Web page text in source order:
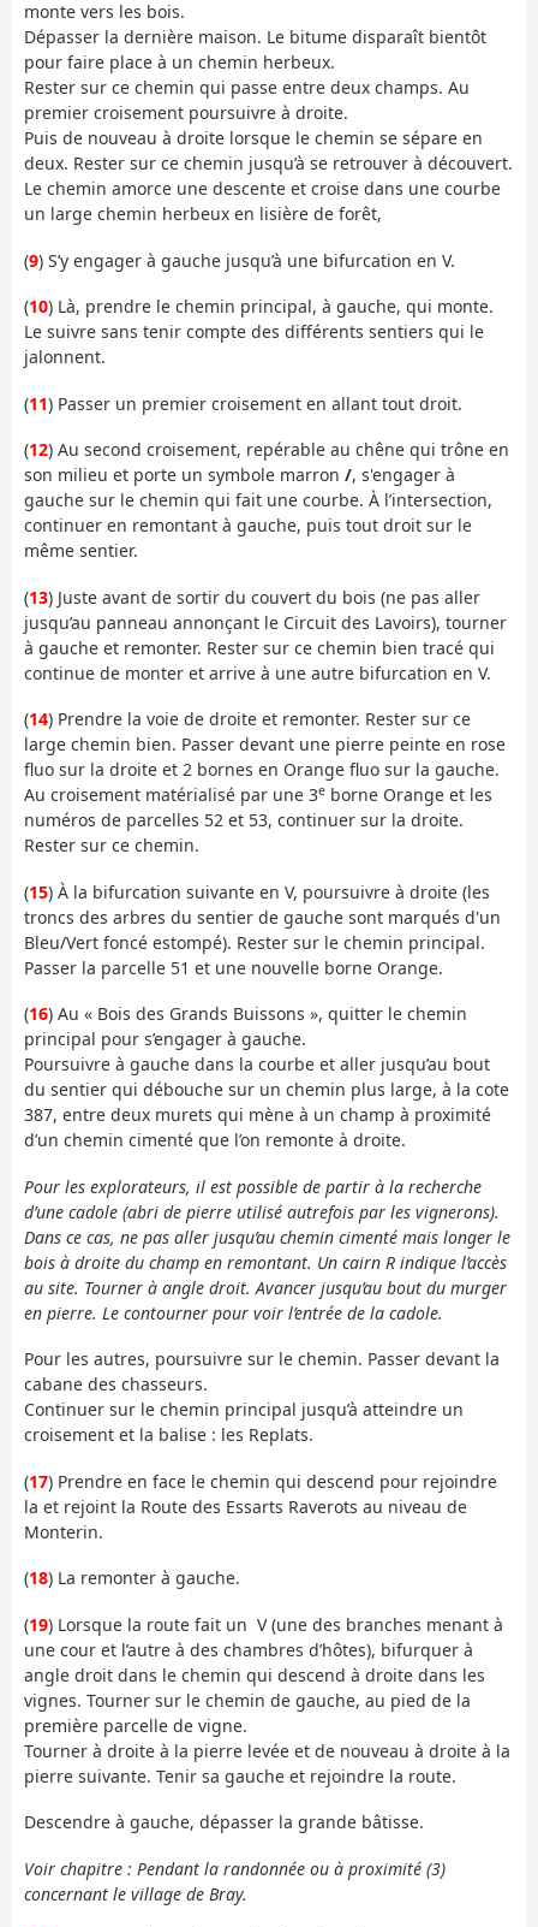
monte vers les bois.
Dépasser la dernière maison. Le bitume disparaît bientôt
pour faire place à un chemin herbeux.
Rester sur ce chemin qui passe entre deux champs. Au
premier croisement poursuivre à droite.
Puis de nouveau à droite lorsque le chemin se sépare en
deux. Rester sur ce chemin jusqu’à se retrouver à découvert.
Le chemin amorce une descente et croise dans une courbe
un large chemin herbeux en lisière de forêt,
(9) S’y engager à gauche jusqu’à une bifurcation en V.
(10) Là, prendre le chemin principal, à gauche, qui monte.
Le suivre sans tenir compte des différents sentiers qui le
jalonnent.
(11) Passer un premier croisement en allant tout droit.
(12) Au second croisement, repérable au chêne qui trône en
son milieu et porte un symbole marron /, s'engager à
gauche sur le chemin qui fait une courbe. À l’intersection,
continuer en remontant à gauche, puis tout droit sur le
même sentier.
(13) Juste avant de sortir du couvert du bois (ne pas aller
jusqu’au panneau annonçant le Circuit des Lavoirs), tourner
à gauche et remonter. Rester sur ce chemin bien tracé qui
continue de monter et arrive à une autre bifurcation en V.
(14) Prendre la voie de droite et remonter. Rester sur ce
large chemin bien. Passer devant une pierre peinte en rose
fluo sur la droite et 2 bornes en Orange fluo sur la gauche.
Au croisement matérialisé par une 3e borne Orange et les
numéros de parcelles 52 et 53, continuer sur la droite.
Rester sur ce chemin.
(15) À la bifurcation suivante en V, poursuivre à droite (les
troncs des arbres du sentier de gauche sont marqués d'un
Bleu/Vert foncé estompé). Rester sur le chemin principal.
Passer la parcelle 51 et une nouvelle borne Orange.
(16) Au « Bois des Grands Buissons », quitter le chemin
principal pour s’engager à gauche.
Poursuivre à gauche dans la courbe et aller jusqu’au bout
du sentier qui débouche sur un chemin plus large, à la cote
387, entre deux murets qui mène à un champ à proximité
d’un chemin cimenté que l’on remonte à droite.
Pour les explorateurs, il est possible de partir à la recherche
d’une cadole (abri de pierre utilisé autrefois par les vignerons).
Dans ce cas, ne pas aller jusqu’au chemin cimenté mais longer le
bois à droite du champ en remontant. Un cairn R indique l’accès
au site. Tourner à angle droit. Avancer jusqu’au bout du murger
en pierre. Le contourner pour voir l’entrée de la cadole.
Pour les autres, poursuivre sur le chemin. Passer devant la
cabane des chasseurs.
Continuer sur le chemin principal jusqu’à atteindre un
croisement et la balise : les Replats.
(17) Prendre en face le chemin qui descend pour rejoindre
la et rejoint la Route des Essarts Raverots au niveau de
Monterin.
(18) La remonter à gauche.
(19) Lorsque la route fait un V (une des branches menant à
une cour et l’autre à des chambres d’hôtes), bifurquer à
angle droit dans le chemin qui descend à droite dans les
vignes. Tourner sur le chemin de gauche, au pied de la
première parcelle de vigne.
Tourner à droite à la pierre levée et de nouveau à droite à la
pierre suivante. Tenir sa gauche et rejoindre la route.
Descendre à gauche, dépasser la grande bâtisse.
Voir chapitre : Pendant la randonnée ou à proximité (3)
concernant le village de Bray.